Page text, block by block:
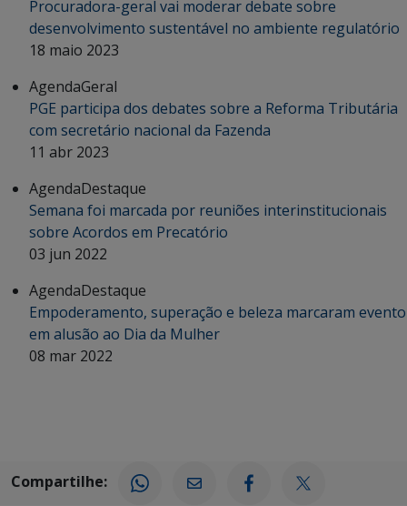
Procuradora-geral vai moderar debate sobre
desenvolvimento sustentável no ambiente regulatório
18 maio 2023
AgendaGeral
PGE participa dos debates sobre a Reforma Tributária
com secretário nacional da Fazenda
11 abr 2023
AgendaDestaque
Semana foi marcada por reuniões interinstitucionais
sobre Acordos em Precatório
03 jun 2022
AgendaDestaque
Empoderamento, superação e beleza marcaram evento
em alusão ao Dia da Mulher
08 mar 2022
Compartilhe: